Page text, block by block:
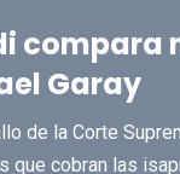
compara
Garay
de la Corte
que cobran las